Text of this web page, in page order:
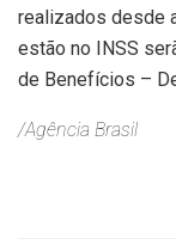
realizados desde
estão no INSS
de Benefícios –
/Agência Brasil